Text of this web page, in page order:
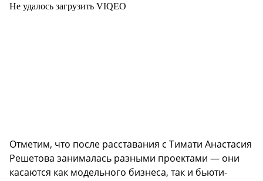
Не удалось загрузить VIQEO
Отметим, что после расставания с Тимати Анастасия
Решетова занималась разными проектами — они
касаются как модельного бизнеса, так и бьюти-